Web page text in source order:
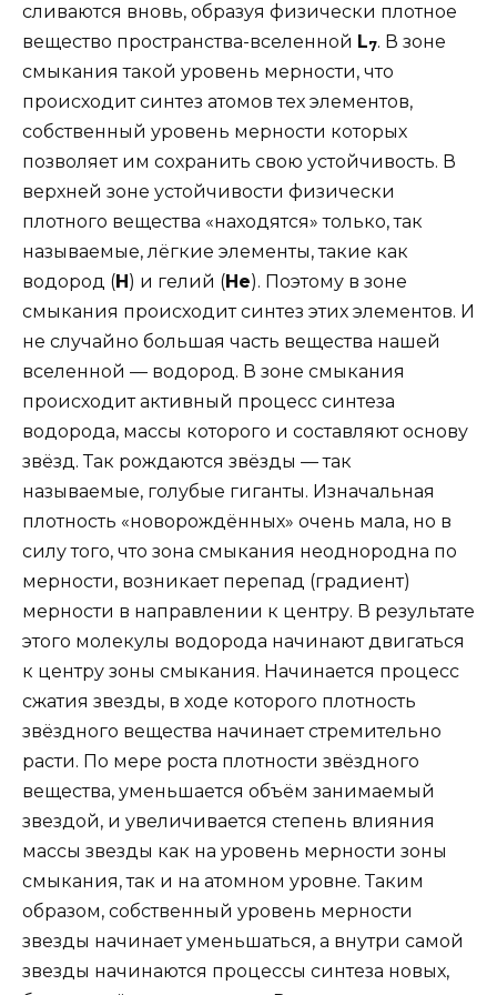
сливаются вновь, образуя физически плотное
вещество пространства-вселенной L7. В зоне
смыкания такой уровень мерности, что
происходит синтез атомов тех элементов,
собственный уровень мерности которых
позволяет им сохранить свою устойчивость. В
верхней зоне устойчивости физически
плотного вещества «находятся» только, так
называемые, лёгкие элементы, такие как
водород (Н) и гелий (Не). Поэтому в зоне
смыкания происходит синтез этих элементов. И
не случайно большая часть вещества нашей
вселенной — водород. В зоне смыкания
происходит активный процесс синтеза
водорода, массы которого и составляют основу
звёзд. Так рождаются звёзды — так
называемые, голубые гиганты. Изначальная
плотность «новорождённых» очень мала, но в
силу того, что зона смыкания неоднородна по
мерности, возникает перепад (градиент)
мерности в направлении к центру. В результате
этого молекулы водорода начинают двигаться
к центру зоны смыкания. Начинается процесс
сжатия звезды, в ходе которого плотность
звёздного вещества начинает стремительно
расти. По мере роста плотности звёздного
вещества, уменьшается объём занимаемый
звездой, и увеличивается степень влияния
массы звезды как на уровень мерности зоны
смыкания, так и на атомном уровне. Таким
образом, собственный уровень мерности
звезды начинает уменьшаться, а внутри самой
звезды начинаются процессы синтеза новых,